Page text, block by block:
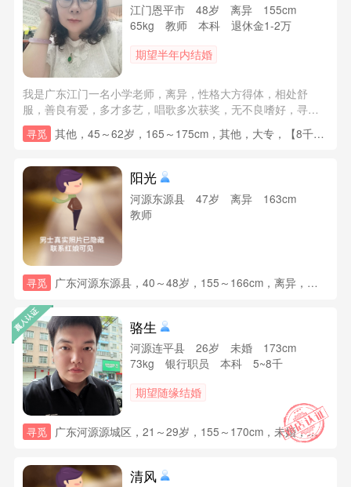
江门恩平市 48岁 离异 155cm
65kg 教师 本科 退休金1-2万
期望半年内结婚
我是广东江门一名小学老师，离异，性格大方得体，相处舒
服，善良有爱，多才多艺，唱歌多次获奖，无不良嗜好，寻求
一份真爱，找一个归宿的灵魂，找一个可以依靠的肩膀，要求
对方善良顾家有担当有能力有良心，让自己的后半生无忧无
就择一城一起安享晚年，如果你觉得我合适，请加V：一三七二
六一七五三四零，非合适勿扰，谢谢。
寻觅 其他，45～62岁，165～175cm，其他，大专，【8千~1万】【退休金8千-1万】，已购房(有贷款)，已购车(经济型)，情况，其他要求：勤劳善良有担当脾气好情绪稳定，有能力
阳光
河源东源县 47岁 离异 163cm
教师
寻觅 广东河源东源县，40～48岁，155～166cm，离异，初中，3~5千，房子无要求，暂时无车，带个女儿，其他要求：能喜欢乡镇农村的生活
骆生
河源连平县 26岁 未婚 173cm
73kg 银行职员 本科 5~8千
期望随缘结婚
寻觅 广东河源源城区，21～29岁，155～170cm，未婚，高中，房子无要求，小车无要求，未育
清风